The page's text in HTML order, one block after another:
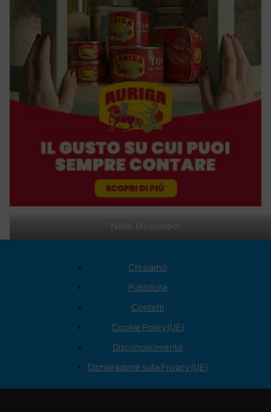
Nello Musumeci
Chi siamo
Pubblicità
Contatti
Cookie Policy (UE)
Disconoscimento
Dichiarazione sulla Privacy (UE)